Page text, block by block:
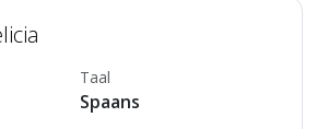
Taal
Spaans